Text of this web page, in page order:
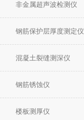
非金属超声波检测仪
钢筋保护层厚度测定仪
混凝土裂缝测深仪
钢筋锈蚀仪
楼板测厚仪